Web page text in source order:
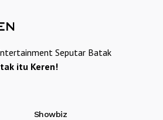
Seputar Batak
itu Keren!
Showbiz